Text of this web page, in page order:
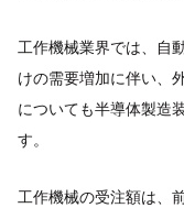
工作機械業界では、自
けの需要増加に伴い、
についても半導体製造
す。
工作機械の受注額は、